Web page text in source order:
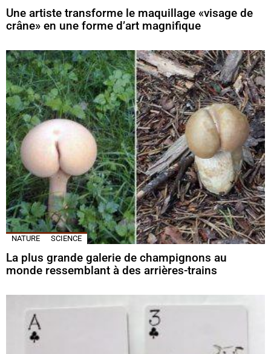
Une artiste transforme le maquillage «visage de
crâne» en une forme d’art magnifique
NATURE SCIENCE
La plus grande galerie de champignons au
monde ressemblant à des arrières-trains